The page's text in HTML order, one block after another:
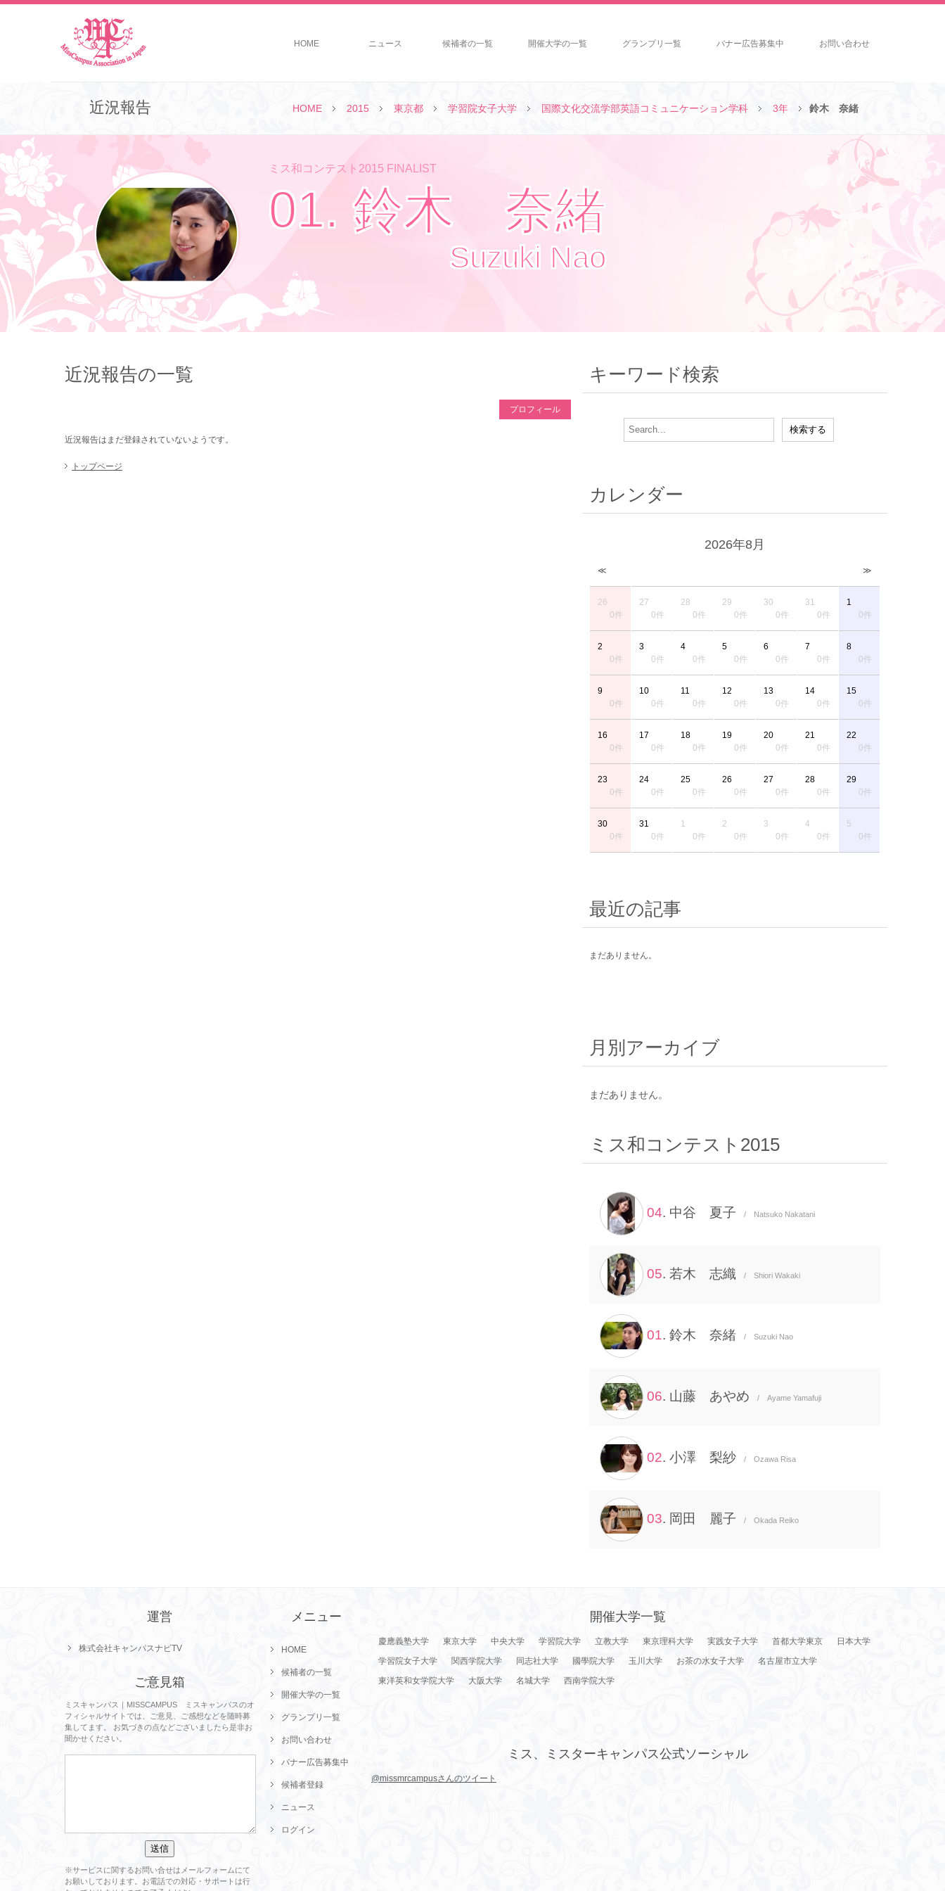
HOME ニュース 候補者の一覧 開催大学の一覧 グランプリ一覧 バナー広告募集中 お問い合わせ
HOME 2015 東京都 学習院女子大学 国際文化交流学部英語コミュニケーション学科 3年 鈴木 奈緒
近況報告
ミス和コンテスト2015 FINALIST
01. 鈴木 奈緒
Suzuki Nao
近況報告の一覧
プロフィール
近況報告はまだ登録されていないようです。
トップページ
キーワード検索
カレンダー
2026年8月
≪ ≫
26
0件
27
0件
28
0件
29
0件
30
0件
31
0件
1
0件
2
0件
3
0件
4
0件
5
0件
6
0件
7
0件
8
0件
9
0件
10
0件
11
0件
12
0件
13
0件
14
0件
15
0件
16
0件
17
0件
18
0件
19
0件
20
0件
21
0件
22
0件
23
0件
24
0件
25
0件
26
0件
27
0件
28
0件
29
0件
30
0件
31
0件
1
0件
2
0件
3
0件
4
0件
5
0件
最近の記事
まだありません。
月別アーカイブ
まだありません。
ミス和コンテスト2015
04. 中谷 夏子 / Natsuko Nakatani
05. 若木 志織 / Shiori Wakaki
01. 鈴木 奈緒 / Suzuki Nao
06. 山藤 あやめ / Ayame Yamafuji
02. 小澤 梨紗 / Ozawa Risa
03. 岡田 麗子 / Okada Reiko
運営
株式会社キャンパスナビTV
ご意見箱
ミスキャンパス｜MISSCAMPUS ミスキャンパスのオ
フィシャルサイトでは、ご意見、ご感想などを随時募
集してます。 お気づきの点などございましたら是非お
聞かせください。
※サービスに関するお問い合せはメールフォームにて
お願いしております。お電話での対応・サポートは行
メニュー
HOME
候補者の一覧
開催大学の一覧
グランプリ一覧
お問い合わせ
バナー広告募集中
候補者登録
ニュース
ログイン
開催大学一覧
慶應義塾大学 東京大学 中央大学 学習院大学 立教大学 東京理科大学 実践女子大学 首都大学東京
日本大学
学習院女子大学
関西学院大学 同志社大学 國學院大学 玉川大学 お茶の水女子大学
名古屋市立大学
東洋英和女学院大学
大阪大学 名城大学 西南学院大学
ミス、ミスターキャンパス公式ソーシャル
@missmrcampusさんのツイート